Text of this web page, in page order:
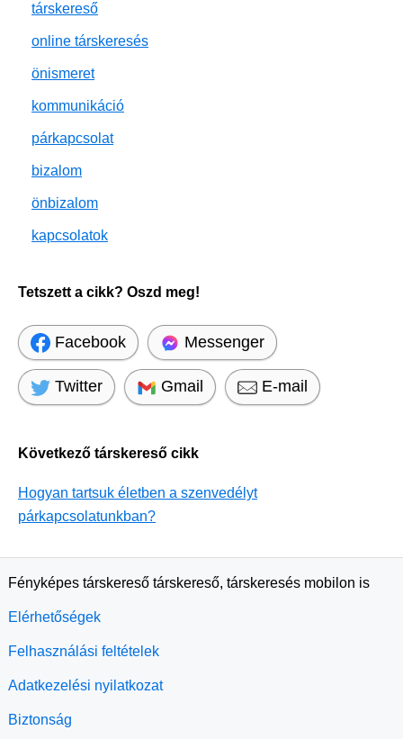
társkereső
online társkeresés
önismeret
kommunikáció
párkapcsolat
bizalom
önbizalom
kapcsolatok
Tetszett a cikk? Oszd meg!
Facebook Messenger
Twitter Gmail E-mail
Következő társkereső cikk
Hogyan tartsuk életben a szenvedélyt
párkapcsolatunkban?
Fényképes társkereső társkereső, társkeresés mobilon is
Elérhetőségek
Felhasználási feltételek
Adatkezelési nyilatkozat
Biztonság